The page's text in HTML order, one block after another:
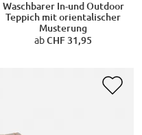
Waschbarer In-und Outdoor
Teppich mit orientalischer
Musterung
abCHF 31,95